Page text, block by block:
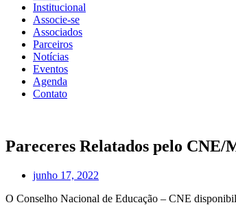
Institucional
Associe-se
Associados
Parceiros
Notícias
Eventos
Agenda
Contato
Pareceres Relatados pelo
junho 17, 2022
O Conselho Nacional de Educação – CNE